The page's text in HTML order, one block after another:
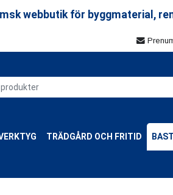
webbutik för byggmaterial,
TRÄDGÅRD OCH FRITID